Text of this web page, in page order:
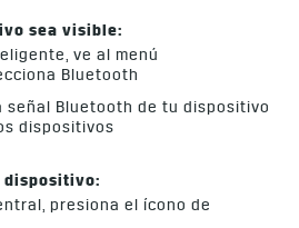
sea visible:
ve al menú
Bluetooth
señal Bluetooth de tu dispositivo
dispositivos
dispositivo:
presiona el ícono de